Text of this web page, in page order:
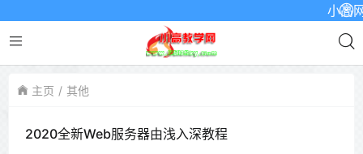
小高网
主页 其他
2020全新Web服务器由浅入深教程